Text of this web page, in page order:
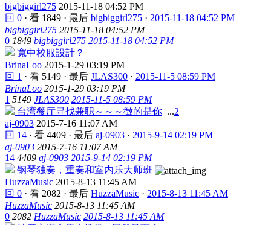
bigbiggirl275 2015-11-18 04:52 PM
回 0 · 看 1849 · 最后 bigbiggirl275 · 2015-11-18 04:52 PM
bigbiggirl275 2015-11-18 04:52 PM
0 1849 bigbiggirl275 2015-11-18 04:52 PM
寬中校服設計？
BrinaLoo 2015-1-29 03:19 PM
回 1 · 看 5149 · 最后 JLAS300 · 2015-11-5 08:59 PM
BrinaLoo 2015-1-29 03:19 PM
1 5149 JLAS300 2015-11-5 08:59 PM
台湾餐厅寻找兼职～～～徵的是你 ...2
aj-0903 2015-7-16 11:07 AM
回 14 · 看 4409 · 最后 aj-0903 · 2015-9-14 02:19 PM
aj-0903 2015-7-16 11:07 AM
14 4409 aj-0903 2015-9-14 02:19 PM
钢琴独奏，重奏和室内乐大师班
HuzzaMusic 2015-8-13 11:45 AM
回 0 · 看 2082 · 最后 HuzzaMusic · 2015-8-13 11:45 AM
HuzzaMusic 2015-8-13 11:45 AM
0 2082 HuzzaMusic 2015-8-13 11:45 AM